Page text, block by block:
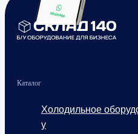
Каталог
Холодильное
у